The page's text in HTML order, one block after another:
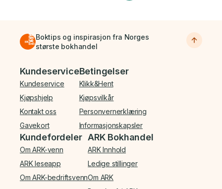
Boktips og inspirasjon fra Norges
største bokhandel
Bunnmeny
Kundeservice
Kundeservice
Kjøpshjelp
Kontakt oss
Gavekort
Betingelser
Klikk&Hent
Kjøpsvilkår
Personvernerklæring
Informasjonskapsler
Kundefordeler
Om ARK-venn
ARK leseapp
Om ARK-bedriftsvenn
ARK Bokhandel
ARK Innhold
Ledige stillinger
Om ARK